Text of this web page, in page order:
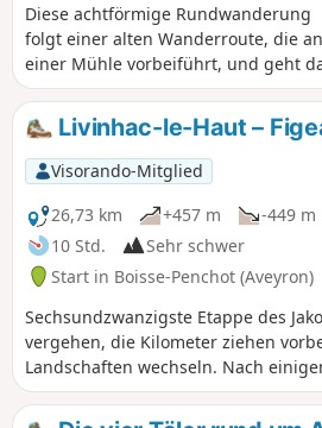
Diese achtförmige Rundwanderung
folgt einer alten Wanderroute, die an
einer Mühle vorbeiführt, und geht
in eine mit blauen Markierungen
gekennzeichnete Wanderroute über.
Wege durch Tannenunterholz oder
der Nähe eines Baches, sehr
naturbelassen.
Livinhac-le-Haut –
Visorando-Mitglied
26,73 km
+457 m
-449 m
10 Std.
Sehr schwer
Start in Boisse-Penchot (Aveyron)
Sechsundzwanzigste Etappe des
vergehen, die Kilometer ziehen
Landschaften wechseln. Nach
Livinhac-le-Haut gelangt man in
neuen und abwechslungsreichen